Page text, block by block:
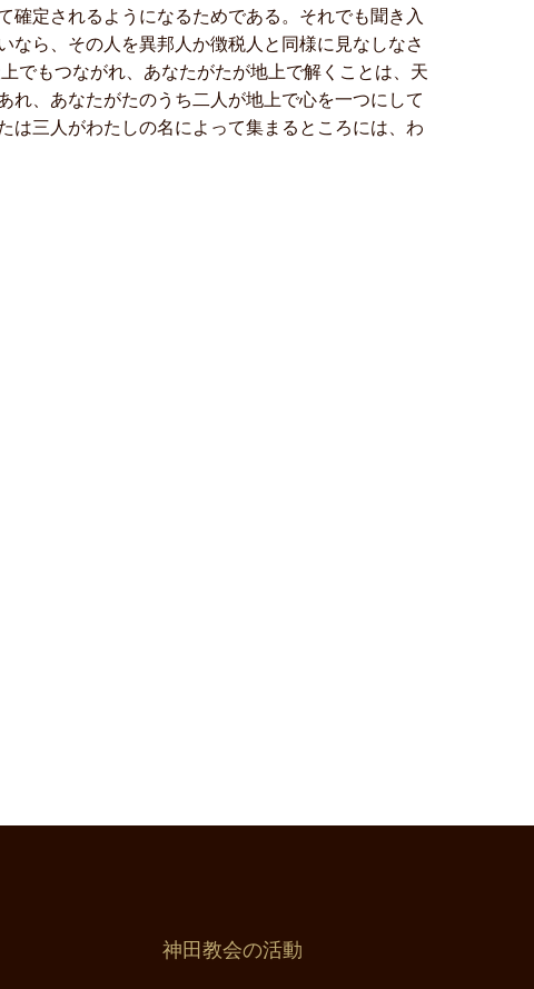
定されるようになるためである。それでも聞き入
ら、その人を異邦人か徴税人と同様に見なしなさ
でもつながれ、あなたがたが地上で解くことは、天
れ、あなたがたのうち二人が地上で心を一つにして
は三人がわたしの名によって集まるところには、わ
神田教会の活動